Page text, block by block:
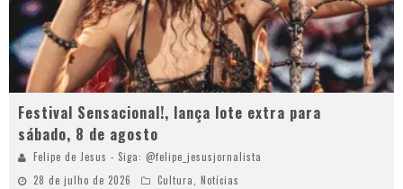
Festival Sensacional!, lança lote extra para
sábado, 8 de agosto
Felipe de Jesus - Siga: @felipe_jesusjornalista
28 de julho de 2026
Cultura, Notícias